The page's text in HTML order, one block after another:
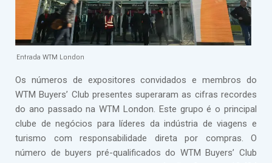
Entrada WTM London
Os números de expositores convidados e membros do
WTM Buyers’ Club presentes superaram as cifras recordes
do ano passado na WTM London. Este grupo é o principal
clube de negócios para líderes da indústria de viagens e
turismo com responsabilidade direta por compras. O
número de buyers pré-qualificados do WTM Buyers’ Club